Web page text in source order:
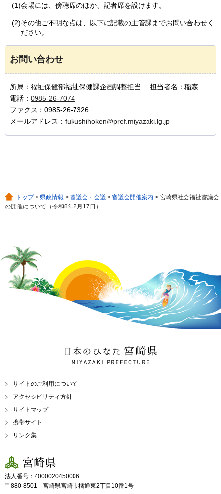
(1)会場には、傍聴席のほか、記者席を設けます。
(2)その他ご不明な点は、以下に記載の主管課までお問い合わせく
ださい。
お問い合わせ
所属：福祉保健部福祉保健課企画調整担当 担当者名：稲森
電話： 0985-26-7074
ファクス：0985-26-7326
メールアドレス： fukushihoken@pref.miyazaki.lg.jp
トップ> 県政情報 > 審議会・会議 > 審議会開催案内 > 宮崎県社会福祉審議会
の開催について（令和8年2月17日）
日本のひなた 宮崎県
MIYAZAKI PREFECTURE
サイトのご利用について
アクセシビリティ方針
サイトマップ
携帯サイト
リンク集
宮崎県
法人番号：4000020450006
〒880-8501 宮崎県宮崎市橘通東2丁目10番1号